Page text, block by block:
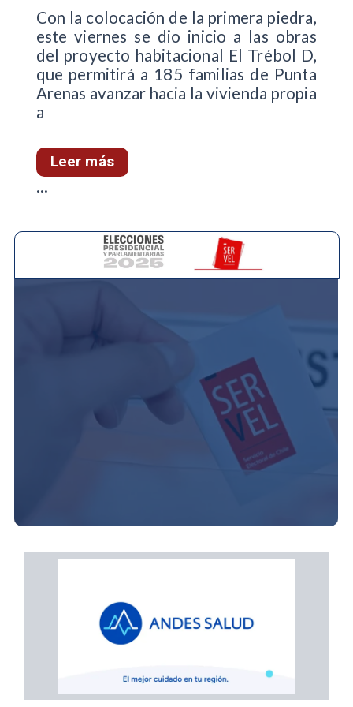
Con la colocación de la primera piedra,
este viernes se dio inicio a las obras
del proyecto habitacional El Trébol D,
que permitirá a 185 familias de Punta
Arenas avanzar hacia la vivienda propia
a
Leer más
...